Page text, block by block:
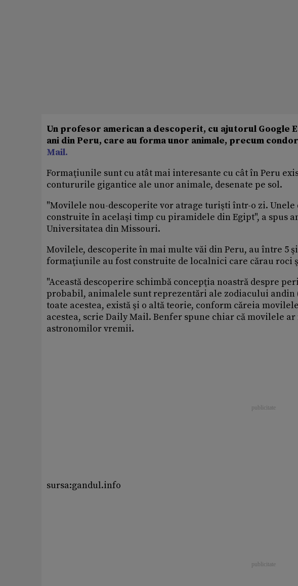
Un profesor american a descoperit, cu ajutorul Google
ani din Peru, care au forma unor animale, precum
Mail.
Formaţiunile sunt cu atât mai interesante cu cât în Peru
contururile gigantice ale unor animale, desenate pe sol.
"Movilele nou-descoperite vor atrage turişti într-o zi. Unele
construite în acelaşi timp cu piramidele din Egipt", a spus
Universitatea din Missouri.
Movilele, descoperite în mai multe văi din Peru, au între 5
formaţiunile au fost construite de localnici care cărau roci
"Această descoperire schimbă concepţia noastră despre
probabil, animalele sunt reprezentări ale zodiacului andin
toate acestea, există şi o altă teorie, conform căreia
acestea, scrie Daily Mail. Benfer spune chiar că movilele
astronomilor vremii.
sursa:gandul.info